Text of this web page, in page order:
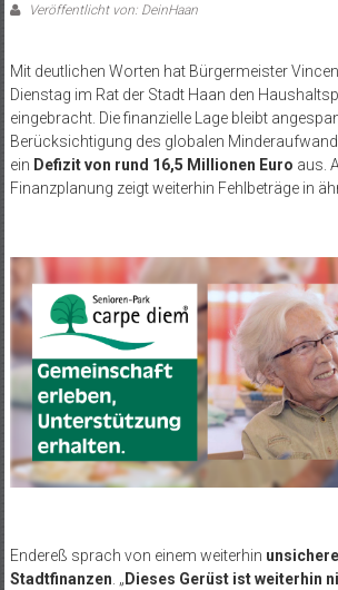
Veröffentlicht von: DeinHaan
Mit deutlichen Worten hat Bürgermeister
Dienstag im Rat der Stadt Haan den
eingebracht. Die finanzielle Lage bleibt
Berücksichtigung des globalen
ein Defizit von rund 16,5 Millionen Euro aus.
Finanzplanung zeigt weiterhin Fehlbeträge in
Endereß sprach von einem weiterhin
Stadtfinanzen. „ Dieses Gerüst ist weiterhin